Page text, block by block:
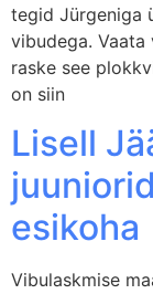
tegid Jürgeniga
vibudega.
raske see
on siin
Lisell
esikoha
Vibulaskmise